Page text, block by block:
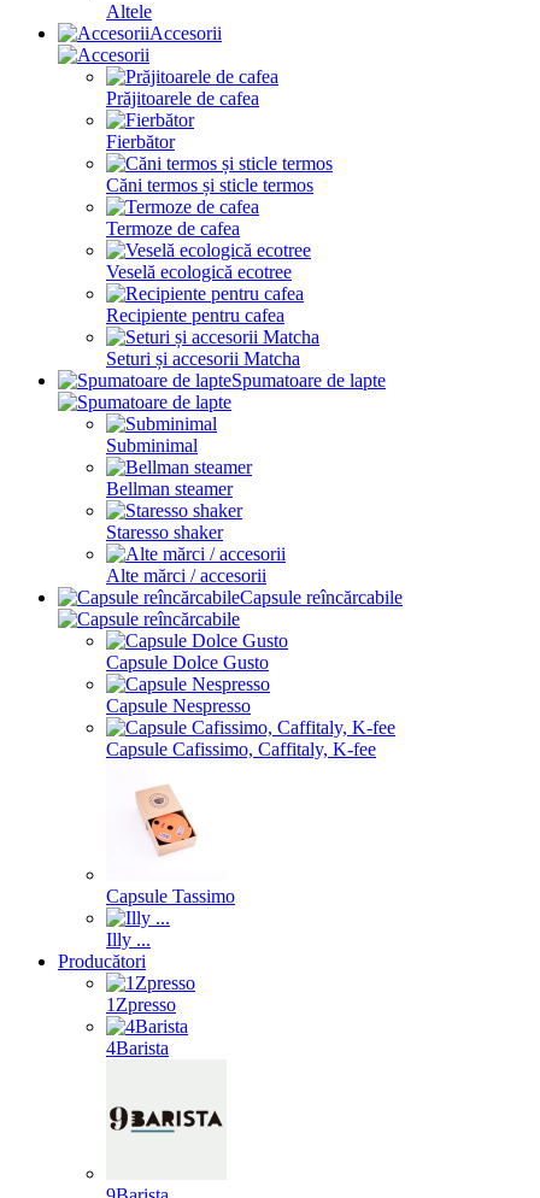
Altele
Accesorii
Prăjitoarele de cafea
Fierbător
Căni termos și sticle termos
Termoze de cafea
Veselă ecologică ecotree
Recipiente pentru cafea
Seturi și accesorii Matcha
Spumatoare de lapte
Subminimal
Bellman steamer
Staresso shaker
Alte mărci / accesorii
Capsule reîncărcabile
Capsule Dolce Gusto
Capsule Nespresso
Capsule Cafissimo, Caffitaly, K-fee
Capsule Tassimo
Illy ...
Producători
1Zpresso
4Barista